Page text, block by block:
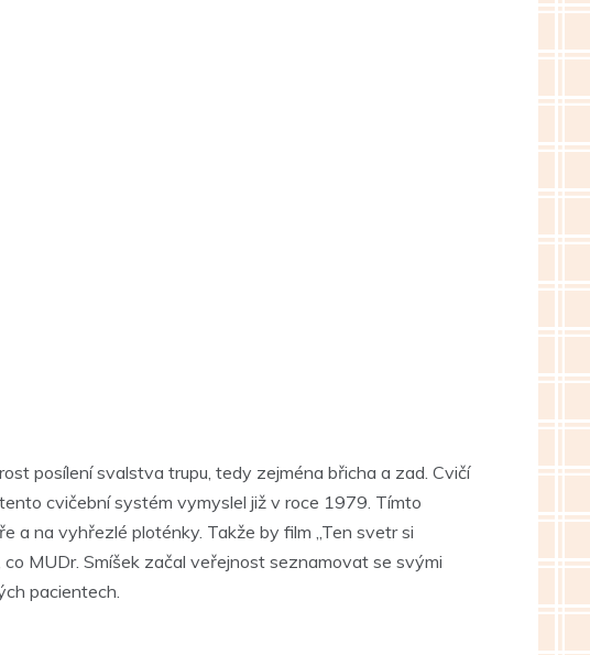
posílení svalstva trupu, tedy zejména břicha a zad. Cvičí
cvičební systém vymyslel již v roce 1979. Tímto
a na vyhřezlé ploténky. Takže by film „Ten svetr si
MUDr. Smíšek začal veřejnost seznamovat se svými
pacientech.